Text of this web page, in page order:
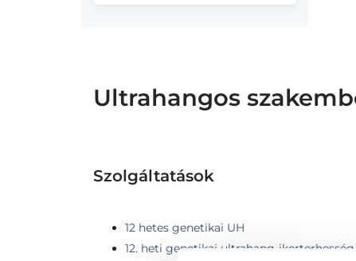
Ultrahangos
Szolgáltatások
12 hetes genetikai UH
12. heti genetikai ultrahang-ikerterhesség